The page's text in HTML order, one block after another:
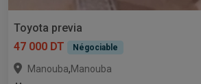
Toyota previa
47 000 DT
Négociable
Manouba,Manouba